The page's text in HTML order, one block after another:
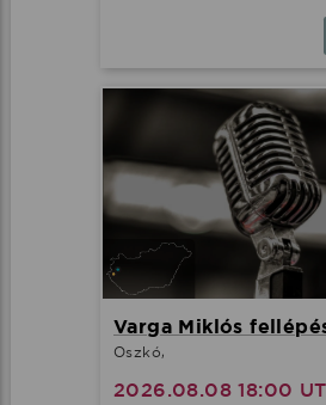
Varga Miklós
Oszkó,
2026.08.08 18:00